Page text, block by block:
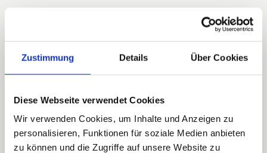
Zustimmung Details Über Cookies
Diese Webseite verwendet Cookies
Wir verwenden Cookies, um Inhalte und Anzeigen zu
personalisieren, Funktionen für soziale Medien anbieten
zu können und die Zugriffe auf unsere Website zu